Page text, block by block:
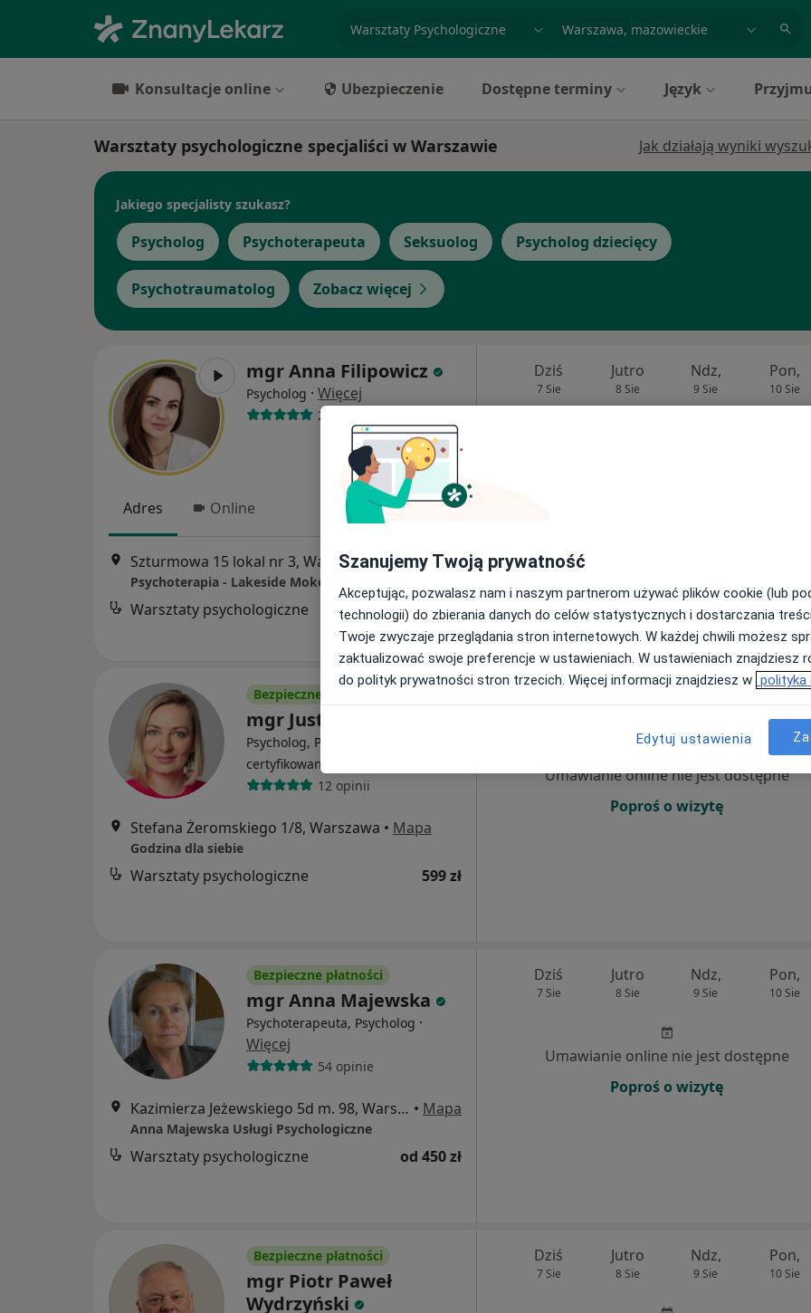
Konsultacje online Ubezpieczenie Dostępne terminy Język
Warsztaty psychologiczne specjaliści w Warszawie Jak działają wyniki
Jakiego specjalisty szukasz?
Psycholog Psychoterapeuta Seksuolog Psycholog dziecięcy
Psychotraumatolog Zobacz więcej
mgr Anna Filipowicz
Psycholog · Więcej
20 opinii
Adres Online
Szturmowa 15 lokal nr 3, Warszawa•Mapa
Psychoterapia - Lakeside Mokotów
Warsztaty psychologiczne 300 zł
Dziś
7 Sie
Jutro
8 Sie
Ndz,
9 Sie
Pon,
10 Sie
Bezpieczne płatności
mgr Justyna Rokicka
Psycholog, Psychoterapeuta
certyfikowany
12 opinii
Stefana Żeromskiego 1/8, Warszawa • Mapa
Godzina dla siebie
Warsztaty psychologiczne 599 zł
Ndz, Pon,
Umawianie online nie jest dostępne
Poproś o wizytę
Bezpieczne płatności
mgr Anna Majewska
Psychoterapeuta, Psycholog ·
Więcej
54 opinie
Kazimierza Jeżewskiego 5d m. 98, Warszawa • Mapa
Anna Majewska Usługi Psychologiczne
Warsztaty psychologiczne od 450 zł
Dziś
7 Sie
Jutro
8 Sie
Ndz,
9 Sie
Pon,
10 Sie
Umawianie online nie jest dostępne
Poproś o wizytę
Bezpieczne płatności
mgr Piotr Paweł
Wydrzyński
Dziś
7 Sie
Jutro
8 Sie
Ndz,
9 Sie
Pon,
10 Sie
Szanujemy Twoją prywatność
Akceptując, pozwalasz nam i naszym partnerom używać plików cookie (lub
technologii) do zbierania danych do celów statystycznych i dostarczania
Twoje zwyczaje przeglądania stron internetowych. W każdej chwili możesz
zaktualizować swoje preferencje w ustawieniach. W ustawieniach znajdziesz
do polityk prywatności stron trzecich. Więcej informacji znajdziesz w polityka
Edytuj ustawienia